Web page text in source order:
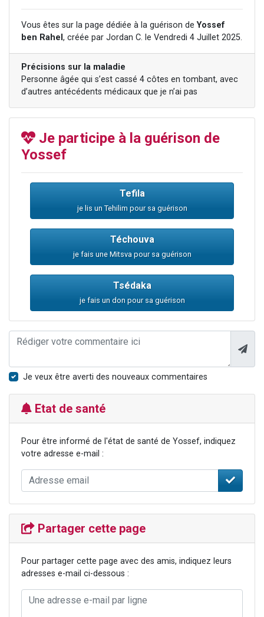
2 personnes viennent de nous rejoindre sur WhatsApp
12 nouvelles musiques dans Torah-Box Music
2 personnes viennent de nous rejoindre sur WhatsApp
Vous êtes sur la page dédiée à la guérison deYossef
ben Rahel , créée par Jordan C. le Vendredi 4 Juillet 2025.
Précisions sur la maladie
Personne âgée qui s’est cassé 4 côtes en tombant, avec
d’autres antécédents médicaux que je n’ai pas
Je participe à la guérison de
Yossef
Tefila
je lis un Tehilim pour sa guérison
Téchouva
je fais une Mitsva pour sa guérison
Tsédaka
je fais un don pour sa guérison
Je veux être averti des nouveaux commentaires
Etat de santé
Pour être informé de l'état de santé de Yossef, indiquez
votre adresse e-mail :
Partager cette page
Pour partager cette page avec des amis, indiquez leurs
adresses e-mail ci-dessous :